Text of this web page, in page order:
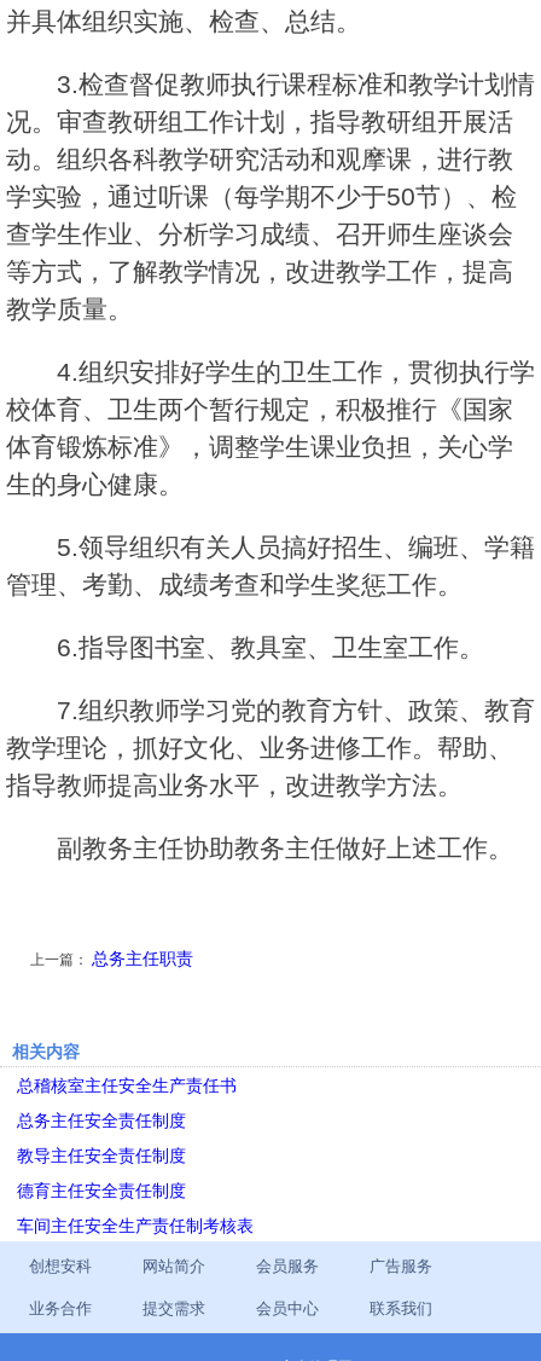
并具体组织实施、检查、总结。
3.检查督促教师执行课程标准和教学计划情
况。审查教研组工作计划，指导教研组开展活
动。组织各科教学研究活动和观摩课，进行教
学实验，通过听课（每学期不少于50节）、检
查学生作业、分析学习成绩、召开师生座谈会
等方式，了解教学情况，改进教学工作，提高
教学质量。
4.组织安排好学生的卫生工作，贯彻执行学
校体育、卫生两个暂行规定，积极推行《国家
体育锻炼标准》，调整学生课业负担，关心学
生的身心健康。
5.领导组织有关人员搞好招生、编班、学籍
管理、考勤、成绩考查和学生奖惩工作。
6.指导图书室、教具室、卫生室工作。
7.组织教师学习党的教育方针、政策、教育
教学理论，抓好文化、业务进修工作。帮助、
指导教师提高业务水平，改进教学方法。
副教务主任协助教务主任做好上述工作。
上一篇： 总务主任职责
相关内容
总稽核室主任安全生产责任书
总务主任安全责任制度
教导主任安全责任制度
德育主任安全责任制度
车间主任安全生产责任制考核表
创想安科 网站简介 会员服务 广告服务
业务合作 提交需求 会员中心 联系我们